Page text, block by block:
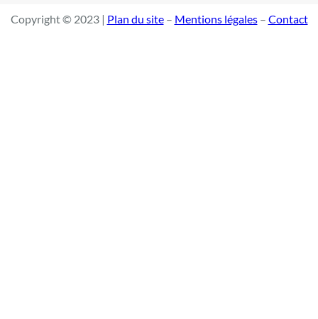
Copyright © 2023 | Plan du site– Mentions légales– Contact